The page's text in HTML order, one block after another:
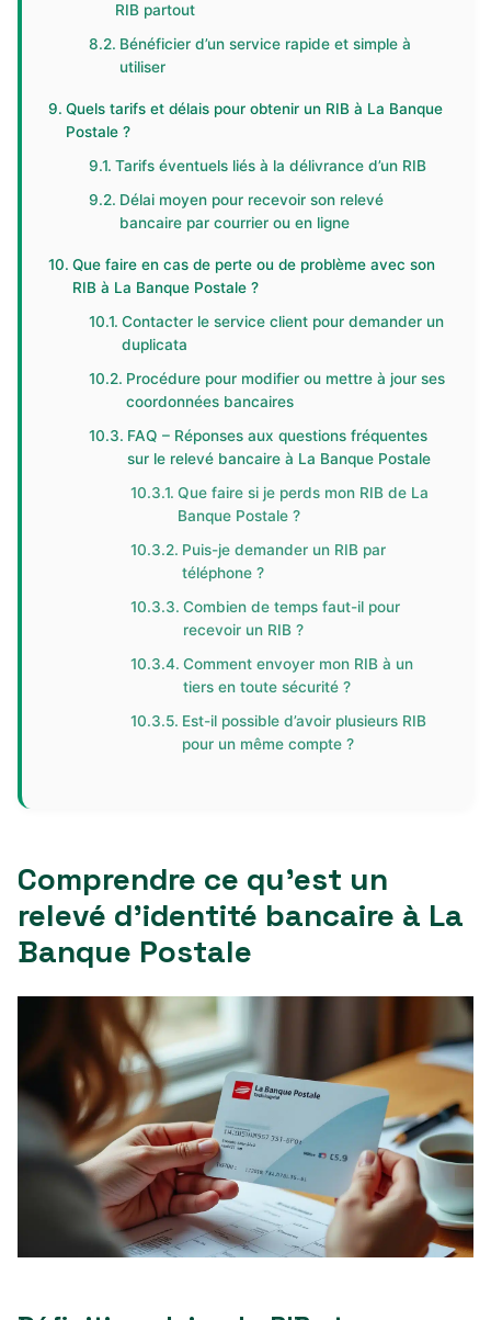
RIB partout
Bénéficier d’un service rapide et simple à
utiliser
Quels tarifs et délais pour obtenir un RIB à La Banque
Postale ?
Tarifs éventuels liés à la délivrance d’un RIB
Délai moyen pour recevoir son relevé
bancaire par courrier ou en ligne
Que faire en cas de perte ou de problème avec son
RIB à La Banque Postale ?
Contacter le service client pour demander un
duplicata
Procédure pour modifier ou mettre à jour ses
coordonnées bancaires
FAQ – Réponses aux questions fréquentes
sur le relevé bancaire à La Banque Postale
Que faire si je perds mon RIB de La
Banque Postale ?
Puis-je demander un RIB par
téléphone ?
Combien de temps faut-il pour
recevoir un RIB ?
Comment envoyer mon RIB à un
tiers en toute sécurité ?
Est-il possible d’avoir plusieurs RIB
pour un même compte ?
Comprendre ce qu’est un
relevé d’identité bancaire à La
Banque Postale